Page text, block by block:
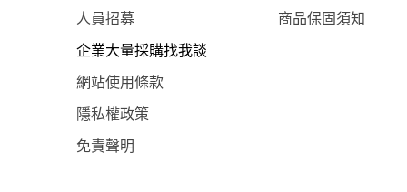
人員招募 商品保固須知
企業大量採購找我談
網站使用條款
隱私權政策
免責聲明